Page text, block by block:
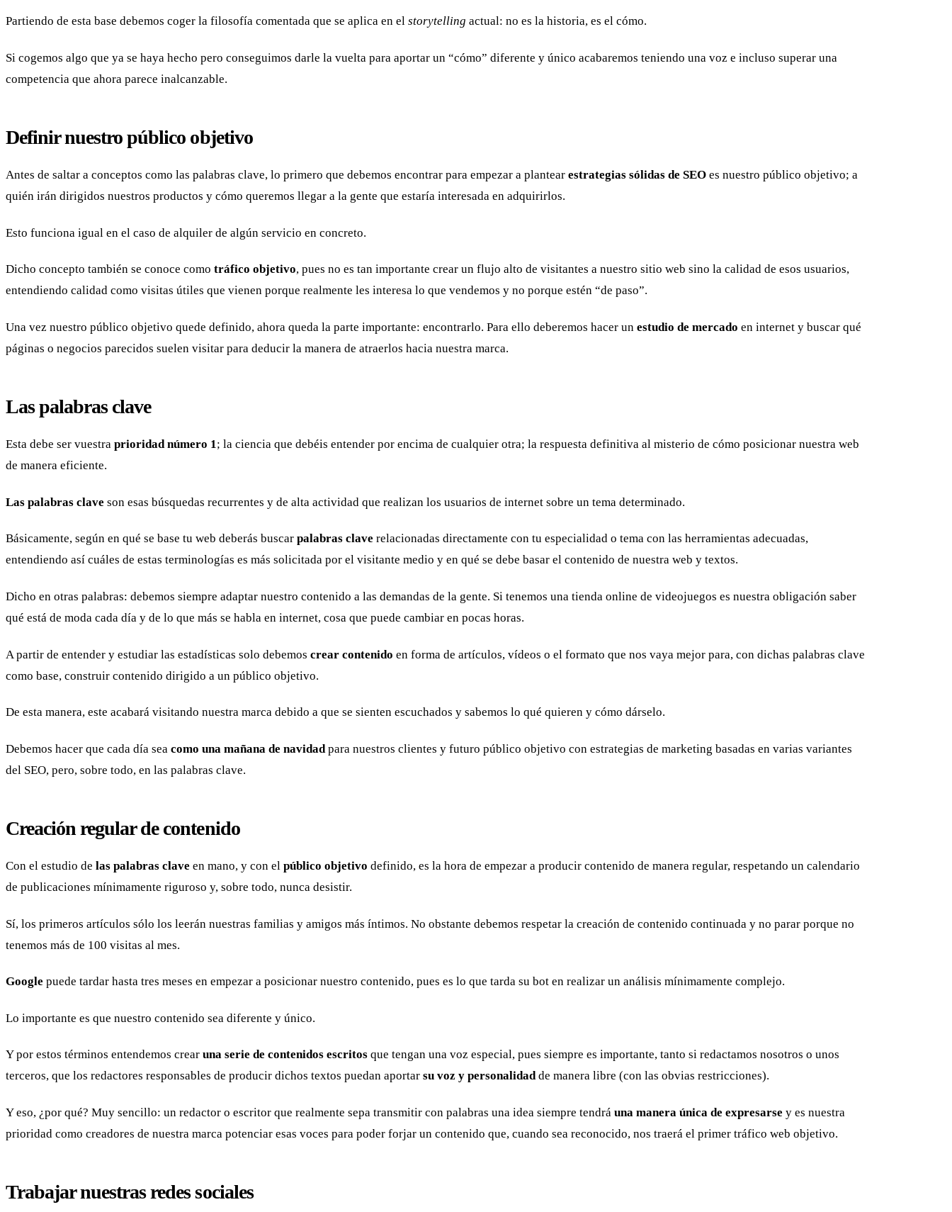
Partiendo de esta base debemos coger la filosofía comentada que se aplica en el storytelling actual: no es la historia, es el cómo.
Si cogemos algo que ya se haya hecho pero conseguimos darle la vuelta para aportar un “cómo” diferente y único acabaremos teniendo una voz e incluso superar una
competencia que ahora parece inalcanzable.
Definir nuestro público objetivo
Antes de saltar a conceptos como las palabras clave, lo primero que debemos encontrar para empezar a plantear estrategias sólidas de SEO es nuestro público objetivo; a
quién irán dirigidos nuestros productos y cómo queremos llegar a la gente que estaría interesada en adquirirlos.
Esto funciona igual en el caso de alquiler de algún servicio en concreto.
Dicho concepto también se conoce como tráfico objetivo, pues no es tan importante crear un flujo alto de visitantes a nuestro sitio web sino la calidad de esos usuarios,
entendiendo calidad como visitas útiles que vienen porque realmente les interesa lo que vendemos y no porque estén “de paso”.
Una vez nuestro público objetivo quede definido, ahora queda la parte importante: encontrarlo. Para ello deberemos hacer un estudio de mercado en internet y buscar qué
páginas o negocios parecidos suelen visitar para deducir la manera de atraerlos hacia nuestra marca.
Las palabras clave
Esta debe ser vuestra prioridad número 1; la ciencia que debéis entender por encima de cualquier otra; la respuesta definitiva al misterio de cómo posicionar nuestra web
de manera eficiente.
Las palabras clave son esas búsquedas recurrentes y de alta actividad que realizan los usuarios de internet sobre un tema determinado.
Básicamente, según en qué se base tu web deberás buscar palabras clave relacionadas directamente con tu especialidad o tema con las herramientas adecuadas,
entendiendo así cuáles de estas terminologías es más solicitada por el visitante medio y en qué se debe basar el contenido de nuestra web y textos.
Dicho en otras palabras: debemos siempre adaptar nuestro contenido a las demandas de la gente. Si tenemos una tienda online de videojuegos es nuestra obligación saber
qué está de moda cada día y de lo que más se habla en internet, cosa que puede cambiar en pocas horas.
A partir de entender y estudiar las estadísticas solo debemos crear contenido en forma de artículos, vídeos o el formato que nos vaya mejor para, con dichas palabras clave
como base, construir contenido dirigido a un público objetivo.
De esta manera, este acabará visitando nuestra marca debido a que se sienten escuchados y sabemos lo qué quieren y cómo dárselo.
Debemos hacer que cada día sea como una mañana de navidad para nuestros clientes y futuro público objetivo con estrategias de marketing basadas en varias variantes
del SEO, pero, sobre todo, en las palabras clave.
Creación regular de contenido
Con el estudio de las palabras clave en mano, y con el público objetivo definido, es la hora de empezar a producir contenido de manera regular, respetando un calendario
de publicaciones mínimamente riguroso y, sobre todo, nunca desistir.
Sí, los primeros artículos sólo los leerán nuestras familias y amigos más íntimos. No obstante debemos respetar la creación de contenido continuada y no parar porque no
tenemos más de 100 visitas al mes.
Google puede tardar hasta tres meses en empezar a posicionar nuestro contenido, pues es lo que tarda su bot en realizar un análisis mínimamente complejo.
Lo importante es que nuestro contenido sea diferente y único.
Y por estos términos entendemos crear una serie de contenidos escritos que tengan una voz especial, pues siempre es importante, tanto si redactamos nosotros o unos
terceros, que los redactores responsables de producir dichos textos puedan aportar su voz y personalidadde manera libre (con las obvias restricciones).
Y eso, ¿por qué? Muy sencillo: un redactor o escritor que realmente sepa transmitir con palabras una idea siempre tendrá una manera única de expresarse y es nuestra
prioridad como creadores de nuestra marca potenciar esas voces para poder forjar un contenido que, cuando sea reconocido, nos traerá el primer tráfico web objetivo.
Trabajar nuestras redes sociales